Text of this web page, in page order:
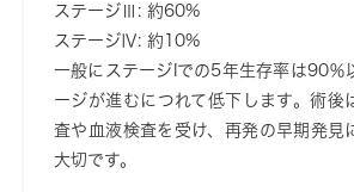
ステージⅢ : 約60%
ステージⅣ: 約10%
一般にステージIでの5年生存率は90％
ージが進むにつれて低下します。術後
査や血液検査を受け、再発の早期発見
大切です。